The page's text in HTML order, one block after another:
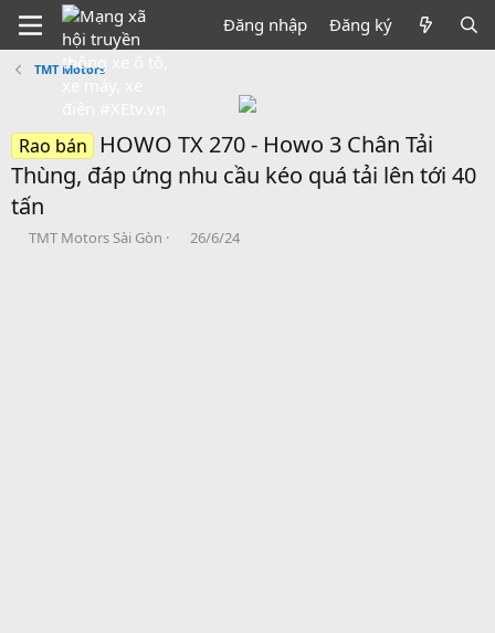
Đăng nhập Đăng ký
TMT Motors
Rao bán
HOWO TX 270 - Howo 3 Chân Tải
Thùng, đáp ứng nhu cầu kéo quá tải lên tới 40
tấn
B
TMT Motors Sài Gòn
N
26/6/24